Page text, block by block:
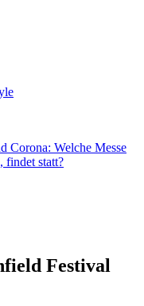
Corona: Welche Messe
findet statt?
Festival